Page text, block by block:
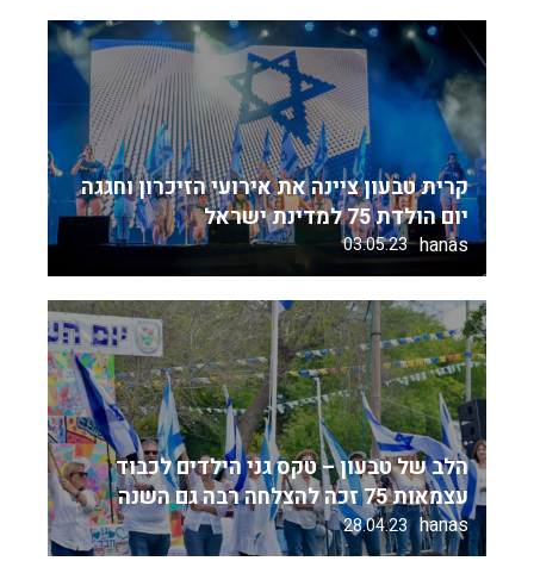
קרית טבעון ציינה את אירועי הזיכרון וחגגה
יום הולדת 75 למדינת ישראל
hanas
03.05.23
הלב של טבעון – טקס גני הילדים לכבוד
עצמאות 75 זכה להצלחה רבה גם השנה
hanas
28.04.23